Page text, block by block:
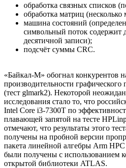
обработка связных списков
обработка матриц
машина состояний
символьный поток содержит
десятичной записи);
подсчёт суммы CRC.
«Байкал-М» обогнал конкурентов
производительности графического
(тест glmark2). Некоторой
исследования стало то, что
Intel Core i3-7300T по
плавающей запятой на тесте
отмечают, что результаты этого
получены на пробной версии
пакета линейной алгебры Arm HPC
были получены с использованием
открытой библиотеки ATLAS.